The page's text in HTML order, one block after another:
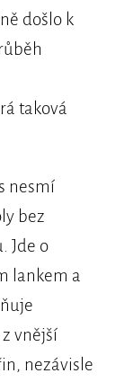
došlo k
taková
nesmí
bez
Jde o
lankem a
vnější
nezávisle